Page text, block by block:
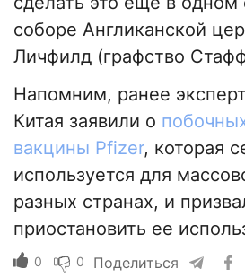
соборе Англиканской
Личфилд (графство
Напомним, ранее
Китая заявили о
вакцины Pfizer, которая
используется для
разных странах, и
приостановить ее
0 0 Поделиться